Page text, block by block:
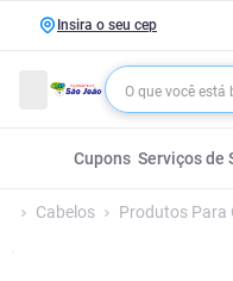
Insira o seu cep
Cupons Serviços de
Cabelos Produtos Para